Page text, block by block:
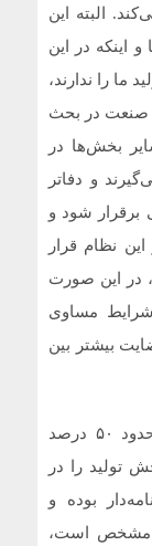
البته این
اینکه در این
ما را ندارند،
صنعت در بحث
بخش‌ها در
و دفاتر
برقرار شود و
نظام قرار
در این صورت
مساوی
بیشتر بین
در لایحه بودجه ۱۴۰۳ درآمدهای مالیاتی حدود ۵۰ درصد
تولید را در
بوده و
مشخص است،